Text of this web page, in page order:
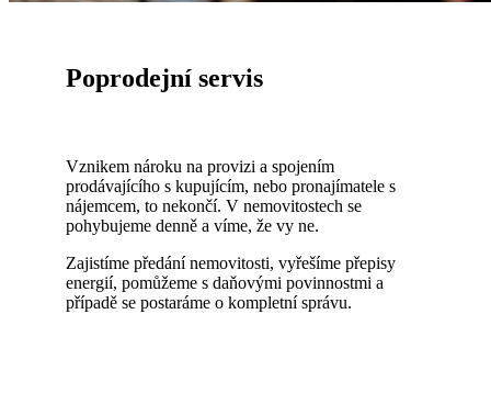
Poprodejní servis
Vznikem nároku na provizi a spojením
prodávajícího s kupujícím, nebo pronajímatele s
nájemcem, to nekončí. V nemovitostech se
pohybujeme denně a víme, že vy ne.
Zajistíme předání nemovitosti, vyřešíme přepisy
energií, pomůžeme s daňovými povinnostmi a
případě se postaráme o kompletní správu.